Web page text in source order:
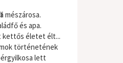
mészárosa.
és apa.
kettős életet élt...
történetének
lett